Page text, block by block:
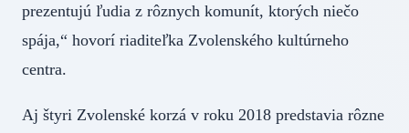
prezentujú ľudia z rôznych komunít, ktorých niečo
spája,“ hovorí riaditeľka Zvolenského kultúrneho
centra.
Aj štyri Zvolenské korzá v roku 2018 predstavia rôzne